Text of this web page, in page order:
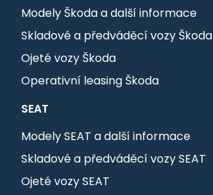
Modely Škoda a další informace
Skladové a předváděcí vozy Škoda
Ojeté vozy Škoda
Operativní leasing Škoda
SEAT
Modely SEAT a další informace
Skladové a předváděcí vozy SEAT
Ojeté vozy SEAT